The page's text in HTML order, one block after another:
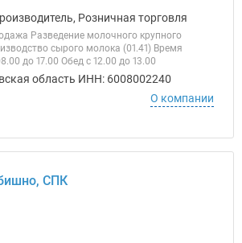
Розничная торговля
Разведение молочного крупного
сырого молока (01.41) Время
до 17.00 Обед с 12.00 до 13.00
область ИНН: 6008002240
О компании
СПК